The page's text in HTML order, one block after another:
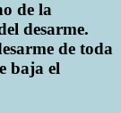
de la
desarme.
de toda
baja el